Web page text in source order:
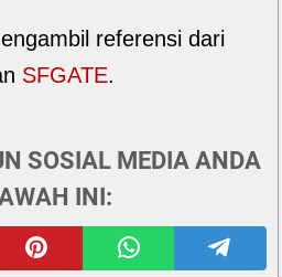
referensi dari
SFGATE.
SOSIAL MEDIA ANDA
INI: